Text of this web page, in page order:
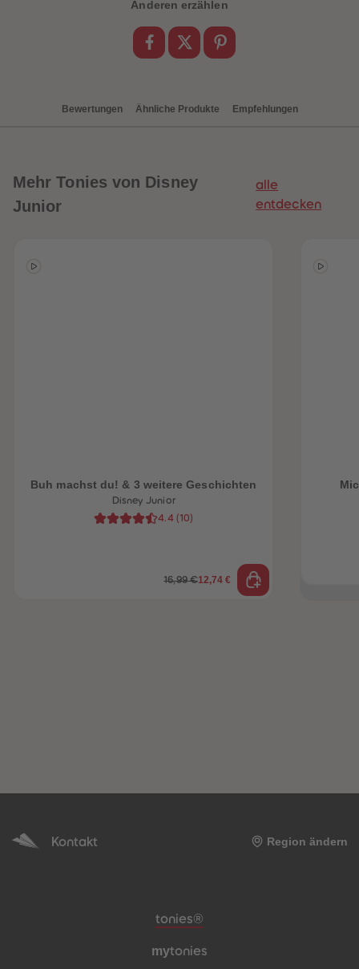
Anderen erzählen
Bewertungen Ähnliche Produkte Empfehlungen
Mehr Tonies von Disney
Junior
alle
entdecken
Buh machst du! & 3 weitere Geschichten
Disney Junior
4.4 (10)
16,99 €12,74 €
Kontakt Region ändern
Meta-Navigation Footer
tonies®
mytonies